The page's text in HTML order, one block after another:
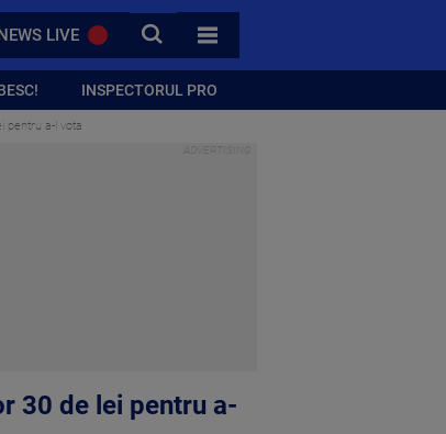
LIVE CAUTA
TOATE CATEGORIILE
INSPECTORUL PRO
pentru a-l vota
30 de lei pentru a-